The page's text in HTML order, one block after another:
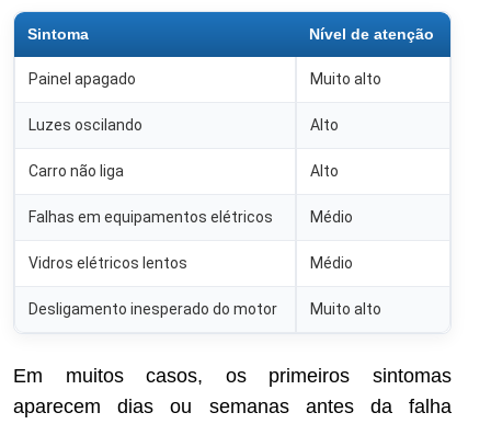
Sintoma Nível de atenção
Painel apagado Muito alto
Luzes oscilando Alto
Carro não liga Alto
Falhas em equipamentos elétricos Médio
Vidros elétricos lentos Médio
Desligamento inesperado do motor Muito alto
Em muitos casos, os primeiros sintomas
aparecem dias ou semanas antes da falha